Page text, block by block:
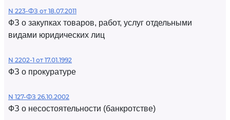
N 223-ФЗ от 18.07.2011
ФЗ о закупках товаров, работ, услуг отдельными
видами юридических лиц
N 2202-1 от 17.01.1992
ФЗ о прокуратуре
N 127-ФЗ 26.10.2002
ФЗ о несостоятельности (банкротстве)